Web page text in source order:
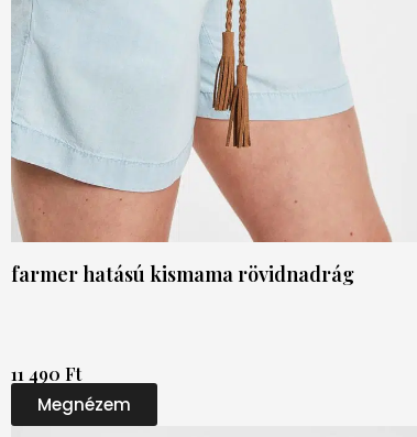
farmer hatású kismama rövidnadrág
11 490 Ft
Megnézem